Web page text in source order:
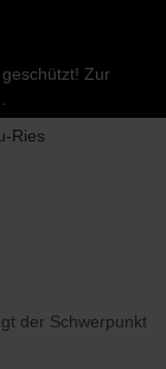
Zur
der Schwerpunkt